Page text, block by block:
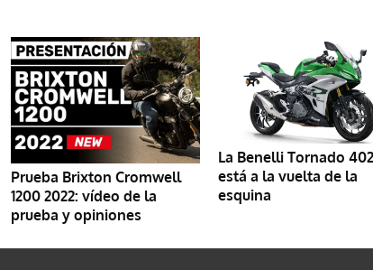
Prueba Brixton Cromwell
1200 2022: vídeo de la
prueba y opiniones
La Benelli Tornado
está a la vuelta de la
esquina